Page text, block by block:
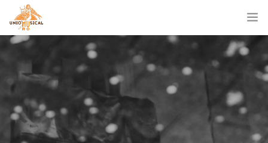
QUI SOM…
PRESIDENTS
DIRECTORS
PROJECTES